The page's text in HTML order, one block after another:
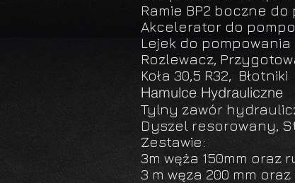
Ramie BP2 boczne do
Akcelerator do
Lejek do pompowania
Rozlewacz,
Koła 30,5 R32, Błotniki
Hamulce Hydrauliczne
Tylny zawór
Dyszel resorowany,
Zestawie:
3m węża 150mm oraz
3 m węza 200 mm